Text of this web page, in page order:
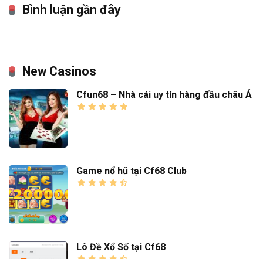
Bình luận gần đây
New Casinos
Cfun68 – Nhà cái uy tín hàng đầu châu Á
Game nổ hũ tại Cf68 Club
Lô Đề Xổ Số tại Cf68